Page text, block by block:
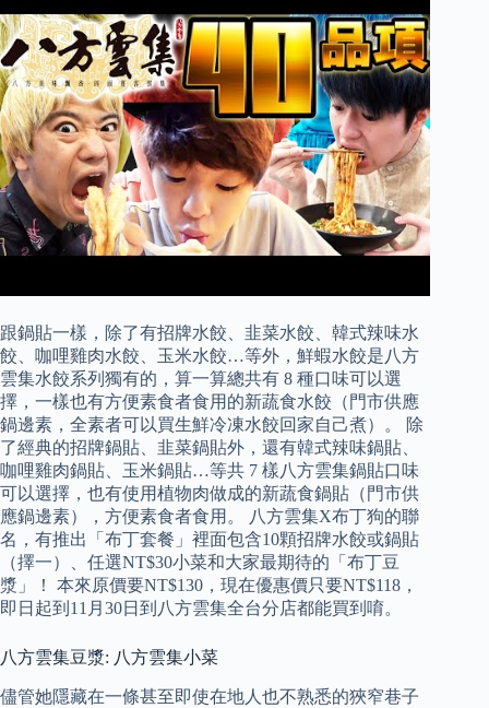
跟鍋貼一樣，除了有招牌水餃、韭菜水餃、韓式辣味水
餃、咖哩雞肉水餃、玉米水餃…等外，鮮蝦水餃是八方
雲集水餃系列獨有的，算一算總共有 8 種口味可以選
擇，一樣也有方便素食者食用的新蔬食水餃（門市供應
鍋邊素，全素者可以買生鮮冷凍水餃回家自己煮）。 除
了經典的招牌鍋貼、韭菜鍋貼外，還有韓式辣味鍋貼、
咖哩雞肉鍋貼、玉米鍋貼…等共 7 樣八方雲集鍋貼口味
可以選擇，也有使用植物肉做成的新蔬食鍋貼（門市供
應鍋邊素），方便素食者食用。 八方雲集X布丁狗的聯
名，有推出「布丁套餐」裡面包含10顆招牌水餃或鍋貼
（擇一）、任選NT$30小菜和大家最期待的「布丁豆
漿」！ 本來原價要NT$130，現在優惠價只要NT$118，
即日起到11月30日到八方雲集全台分店都能買到唷。
八方雲集豆漿: 八方雲集小菜
儘管她隱藏在一條甚至即使在地人也不熟悉的狹窄巷子